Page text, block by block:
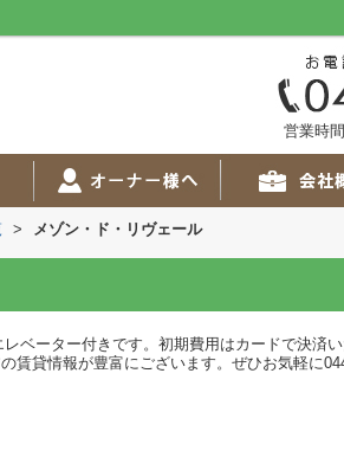
営業時
> メゾン・ド・リヴェール
ベーター付きです。初期費用はカードで決済
賃貸情報が豊富にございます。ぜひお気軽に